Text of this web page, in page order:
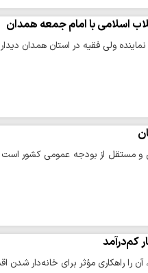
اسلامی با امام جمعه همدان
ولی فقیه در استان همدان
مستقل از بودجه عمومی کشور است
کم‌درآمد
را راهکاری مؤثر برای خانه‌دار شدن